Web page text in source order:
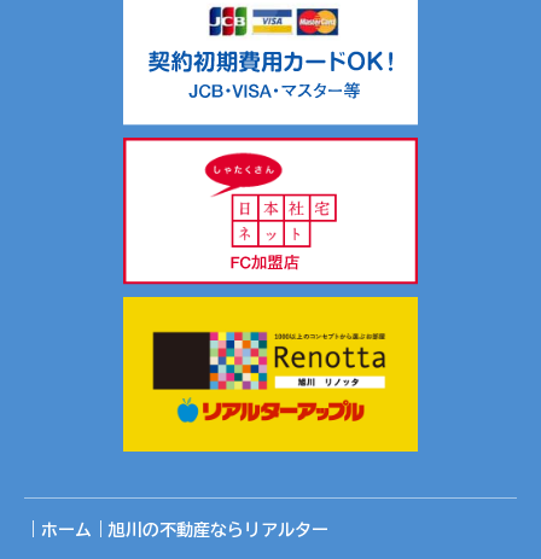
｜ホーム｜旭川の不動産ならリアルター